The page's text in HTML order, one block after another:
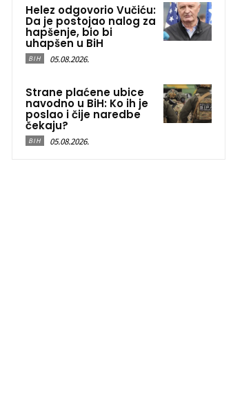
Helez odgovorio Vučiću:
Da je postojao nalog za
hapšenje, bio bi
uhapšen u BiH
BIH 05.08.2026.
Strane plaćene ubice
navodno u BiH: Ko ih je
poslao i čije naredbe
čekaju?
BIH 05.08.2026.